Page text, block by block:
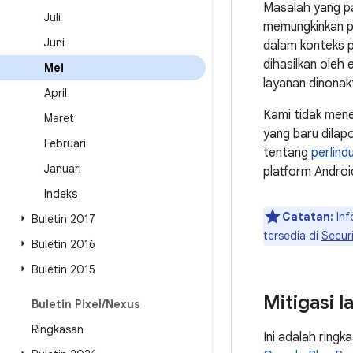
Juli
Juni
Mei
April
Maret
Februari
Januari
Indeks
Buletin 2017
Buletin 2016
Buletin 2015
Buletin Pixel/Nexus
Ringkasan
Masalah yang
memungkinkan
dalam konteks
dihasilkan oleh
layanan
Kami tidak
yang baru
tentang
platform
Catatan:
tersedia di
Mitigasi
Ini adalah